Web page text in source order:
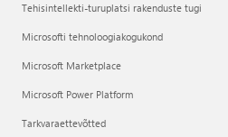
Tehisintellekti-turuplatsi rakenduste tugi
Microsofti tehnoloogiakogukond
Microsoft Marketplace
Microsoft Power Platform
Tarkvaraettevõtted